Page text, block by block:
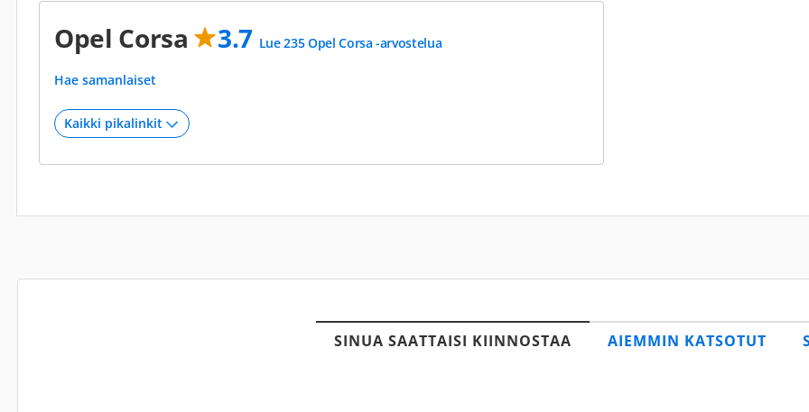
Opel Corsa 3.7 Lue 235 Opel Corsa -arvostelua
Hae samanlaiset
SINUA SAATTAISI KIINNOSTAA AIEMMIN KATSOTUT